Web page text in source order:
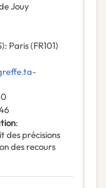
Jouy
: Paris(FR101)
:
des précisions
des recours